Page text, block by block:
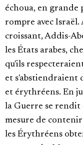
échoua, en grande
rompre avec
croissant, Addis-
les États arabes,
qu'ils
et s'abstiendraient
et érythréens. En
la Guerre se
mesure de contenir
les Érythréens